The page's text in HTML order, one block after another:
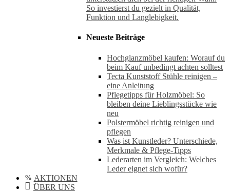
So investierst du gezielt in Qualität,
Funktion und Langlebigkeit.
Neueste Beiträge
Hochglanzmöbel kaufen: Worauf du
beim Kauf unbedingt achten solltest
Tecta Kunststoff Stühle reinigen –
eine Anleitung
Pflegetipps für Holzmöbel: So
bleiben deine Lieblingsstücke wie
neu​
Polstermöbel richtig reinigen und
pflegen
Was ist Kunstleder? Unterschiede,
Merkmale & Pflege-Tipps
Lederarten im Vergleich: Welches
Leder eignet sich wofür?
AKTIONEN
ÜBER UNS